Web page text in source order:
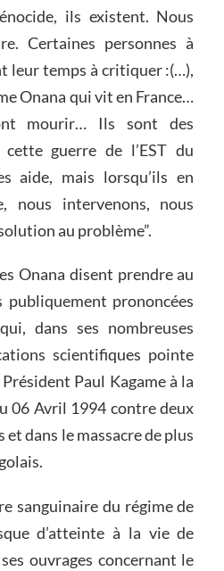
ils existent. Nous
Certaines personnes à
leur temps à critiquer :(…),
Onana qui vit en France…
mourir… Ils sont des
guerre de l’EST du
aide, mais lorsqu’ils en
nous intervenons, nous
au problème”.
Onana disent prendre au
publiquement prononcées
dans ses nombreuses
scientifiques pointe
Paul Kagame à la
06 Avril 1994 contre deux
et dans le massacre de plus
sanguinaire du régime de
d’atteinte à la vie de
ouvrages concernant le